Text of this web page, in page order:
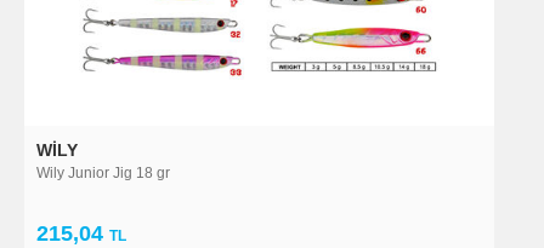
WILY
Wily Junior Jig 18 gr
215,04 TL